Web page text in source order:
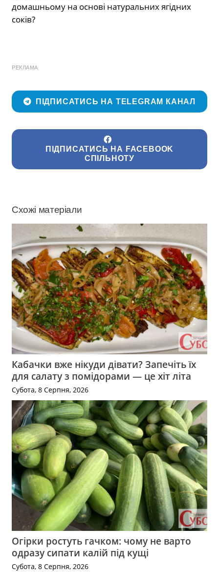
домашньому на основі натуральних ягідних
соків?
РЕКЛАМА
ПІДПИСАТИСЬ НА TELEGRAM КАНАЛ
ПІДПИСАТИСЬ НА FACEBOOK
СПІЛЬНОТУ
Схожі матеріали
Кабачки вже нікуди дівати? Запечіть їх
для салату з помідорами — це хіт літа
Субота, 8 Серпня, 2026
Огірки ростуть гачком: чому не варто
одразу сипати калій під кущі
Субота, 8 Серпня, 2026